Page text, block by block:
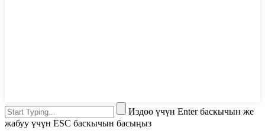
Издөө үчүн Enter баскычын же
жабуу үчүн ESC баскычын басыңыз